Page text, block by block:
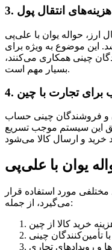
انتقال پول
حواله یوان با علی‌پی
این موضوع به ویژه برای
چینی همکاری می‌کنند،
بسیار مهم است.
برای تجارت با چین
و فروشندگان چینی حساب
این سیستم موجب تسریع
یوان با علی‌پی
مورد استفاده قرار
می‌گیرد، از جمله:
خرید کالا از چین
تأمین‌کنندگان چینی
و رویدادهای تجاری